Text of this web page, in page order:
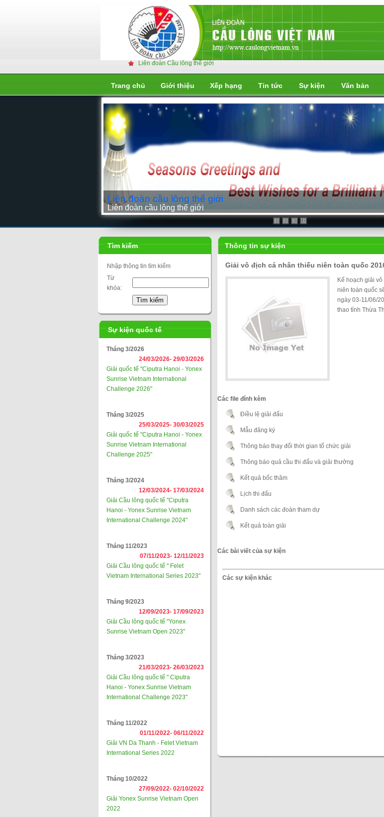
Liên đoàn Cầu lông thế giới
Trang chủ Giới thiệu Xếp hạng Tin tức Sự kiện Văn bản
Liên đoàn cầu lông thế giới
Liên đoàn cầu lông thế giới
1 2 3 4
Tìm kiếm
Nhập thông tin tìm kiếm
Từ
khóa:
Sự kiện quốc tế
Tháng 3/2026
24/03/2026- 29/03/2026
Giải quốc tế "Ciputra Hanoi - Yonex
Sunrise Vietnam International
Challenge 2026"
Tháng 3/2025
25/03/2025- 30/03/2025
Giải quốc tế "Ciputra Hanoi - Yonex
Sunrise Vietnam International
Challenge 2025"
Tháng 3/2024
12/03/2024- 17/03/2024
Giải Cầu lông quốc tế "Ciputra
Hanoi - Yonex Sunrise Vietnam
International Challenge 2024"
Tháng 11/2023
07/11/2023- 12/11/2023
Giải Cầu lông quốc tế " Felet
Vietnam International Series 2023"
Tháng 9/2023
12/09/2023- 17/09/2023
Giải Cầu lông quốc tế "Yonex
Sunrise Vietnam Open 2023"
Tháng 3/2023
21/03/2023- 26/03/2023
Giải Cầu lông quốc tế " Ciputra
Hanoi - Yonex Sunrise Vietnam
International Challenge 2023"
Tháng 11/2022
01/11/2022- 06/11/2022
Giải VN Da Thanh - Felet Vietnam
International Series 2022
Tháng 10/2022
27/09/2022- 02/10/2022
Giải Yonex Sunrise Vietnam Open
2022
Thông tin sự kiện
Giải vô địch cá nhân thiếu niên toàn quốc
Kế hoạch giải
niên toàn quốc
ngày 03-11/06/
thao tỉnh Thừa
Các file đính kèm
Điều lệ giải đấu
Mẫu đăng ký
Thông báo thay đổi thời gian tổ chức giải
Thông báo quả cầu thi đấu và giải thưởng
Kết quả bốc thăm
Lịch thi đấu
Danh sách các đoàn tham dự
Kết quả toàn giải
Các bài viết của sự kiện
Các sự kiện khác